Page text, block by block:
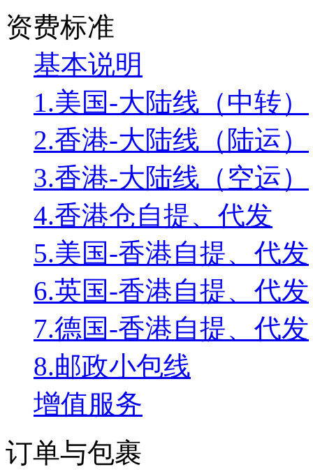
资费标准
基本说明
1.美国-大陆线（中转）
2.香港-大陆线（陆运）
3.香港-大陆线（空运）
4.香港仓自提、代发
5.美国-香港自提、代发
6.英国-香港自提、代发
7.德国-香港自提、代发
8.邮政小包线
增值服务
订单与包裹